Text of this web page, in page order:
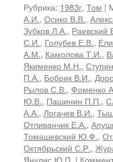
Рубрика: 1983г, Том |
А.И., Осико В.В.,
Зубков Л.А., Раевский
С.И., Голубев Е.В.,
А.М., Камолова Т.И.,
Якименко М.Н.,
П.А., Бобрик В.И.,
Рылов С.В., Фоменко
Ю.В., Пашинин П.П.,
А.А., Логачев В.И.,
Отливанчик Е.А.,
Томашевский Ю.Ф.,
Октябрьский С.Р.,
Янулис Ю.П. |